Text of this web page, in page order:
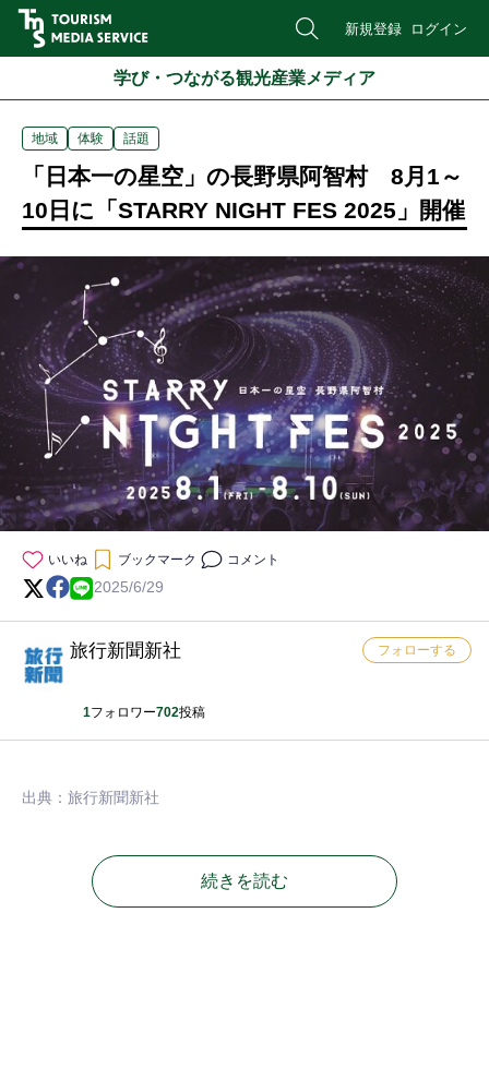
新規登録 ログイン
学び・つながる観光産業メディア
地域 体験 話題
「日本一の星空」の長野県阿智村 8月1～
10日に「STARRY NIGHT FES 2025」開催
いいね ブックマーク コメント
2025/6/29
旅行新聞新社
1フォロワー702投稿
フォローする
出典：旅行新聞新社
続きを読む